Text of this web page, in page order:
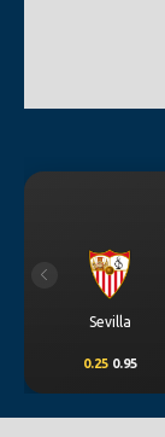
Sevilla
0.25 0.95
Previous